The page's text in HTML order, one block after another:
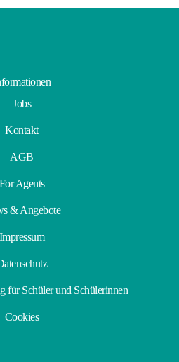
Jobs
Kontakt
AGB
For Agents
& Angebote
Impressum
für Schüler und Schülerinnen
Cookies